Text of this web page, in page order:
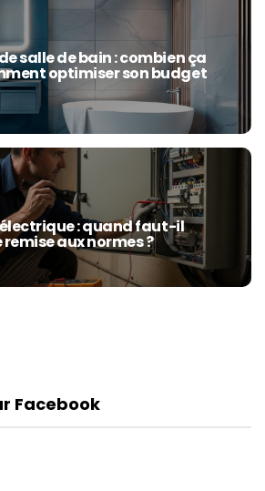
salle de bain : combien ça
optimiser son budget
: quand faut-il
aux normes ?
Facebook